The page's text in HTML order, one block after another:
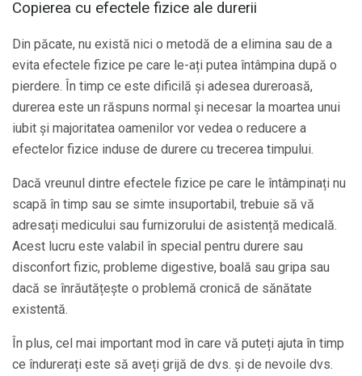
Copierea cu efectele fizice ale durerii
Din păcate, nu există nici o metodă de a elimina sau de a
evita efectele fizice pe care le-ați putea întâmpina după o
pierdere. În timp ce este dificilă și adesea dureroasă,
durerea este un răspuns normal și necesar la moartea unui
iubit și majoritatea oamenilor vor vedea o reducere a
efectelor fizice induse de durere cu trecerea timpului.
Dacă vreunul dintre efectele fizice pe care le întâmpinați nu
scapă în timp sau se simte insuportabil, trebuie să vă
adresați medicului sau furnizorului de asistență medicală.
Acest lucru este valabil în special pentru durere sau
disconfort fizic, probleme digestive, boală sau gripa sau
dacă se înrăutățește o problemă cronică de sănătate
existentă.
În plus, cel mai important mod în care vă puteți ajuta în timp
ce îndurerați este să aveți grijă de dvs. și de nevoile dvs.